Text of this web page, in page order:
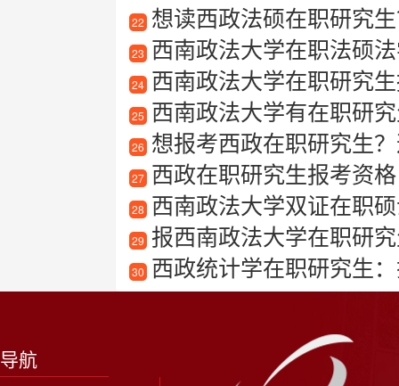
22 想读西政法硕在职研究
23 西南政法大学在职法硕
24 西南政法大学在职研究生报考
25 西南政法大学有在职研
26 想报考西政在职研究生？这篇详细
27 西政在职研究生报考资格
28 西南政法大学双证在职
29 报西南政法大学在职研
30 西政统计学在职研究生
导航